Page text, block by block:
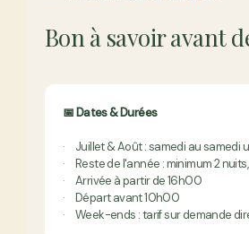
Bon à savoir avant
📅 Dates & Durées
Juillet & Août : samedi au samedi
Reste de l'année : minimum 2
Arrivée à partir de 16h00
Départ avant 10h00
Week-ends : tarif sur demande